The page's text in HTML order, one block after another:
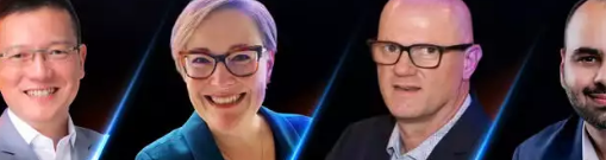
มารถควบคุมอุปกรณ์ดิจิทัลได้ง่ายขึ้น เนื่องจากปัจจุบันการพิมพ์ความ
านานกว่าจะพิมพ์แต่ละคำและใช้พลังงานมาก
กต์ใช้จะช่วยปรับปรุงปัญหาการสื่อสารของผู้ป่วยโดย